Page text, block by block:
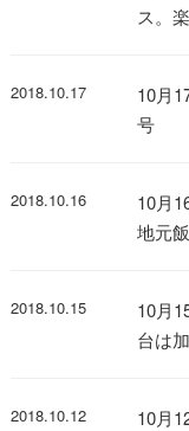
ス。
2018.10.17
10月
号
2018.10.16
10月
地元
2018.10.15
10月
台は
2018.10.12
10月